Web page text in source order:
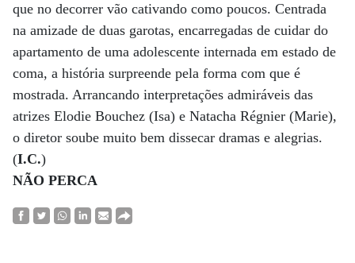
que no decorrer vão cativando como poucos. Centrada
na amizade de duas garotas, encarregadas de cuidar do
apartamento de uma adolescente internada em estado de
coma, a história surpreende pela forma com que é
mostrada. Arrancando interpretações admiráveis das
atrizes Elodie Bouchez (Isa) e Natacha Régnier (Marie),
o diretor soube muito bem dissecar dramas e alegrias.
(I.C.)
NÃO PERCA